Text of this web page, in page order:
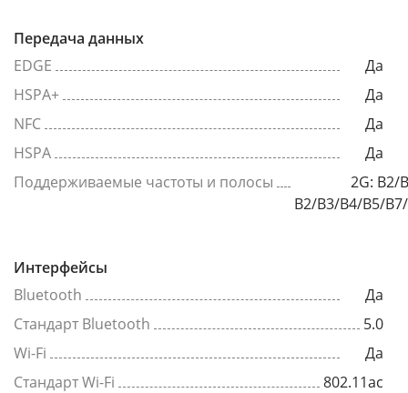
Передача данных
EDGE
Да
HSPA+
Да
NFC
Да
HSPA
Да
Поддерживаемые частоты и полосы
2G: B2/
B2/B3/B4/B5/
Интерфейсы
Bluetooth
Да
Стандарт Bluetooth
5.0
Wi-Fi
Да
Стандарт Wi-Fi
802.11ac